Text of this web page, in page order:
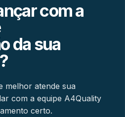
com a
da sua
melhor atende sua
com a equipe A4Quality
certo.